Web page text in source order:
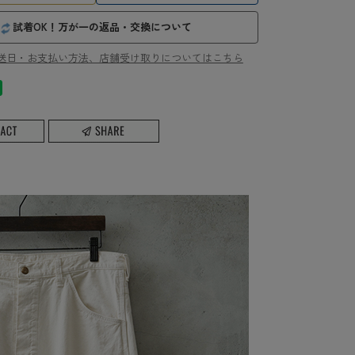
試着OK！万が一の返品・交換について
・お支払い方法、店舗受け取りについてはこちら